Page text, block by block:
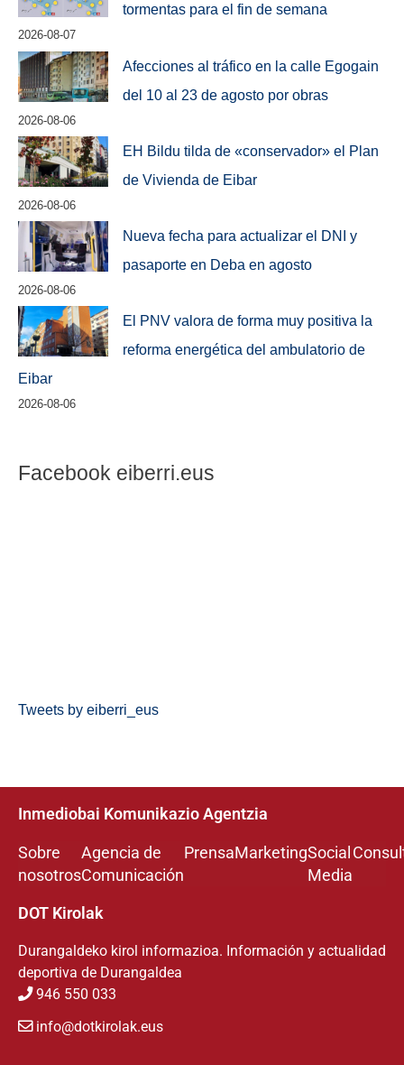
tormentas para el fin de semana
2026-08-07
Afecciones al tráfico en la calle Egogain
del 10 al 23 de agosto por obras
2026-08-06
EH Bildu tilda de «conservador» el Plan
de Vivienda de Eibar
2026-08-06
Nueva fecha para actualizar el DNI y
pasaporte en Deba en agosto
2026-08-06
El PNV valora de forma muy positiva la
reforma energética del ambulatorio de
Eibar
2026-08-06
Facebook eiberri.eus
Tweets by eiberri_eus
Inmediobai Komunikazio Agentzia
Sobre
nosotros
Agencia de
Comunicación
PrensaMarketingSocial
Media
DOT Kirolak
Durangaldeko kirol informazioa. Información y actualidad
deportiva de Durangaldea
946 550 033
info@dotkirolak.eus